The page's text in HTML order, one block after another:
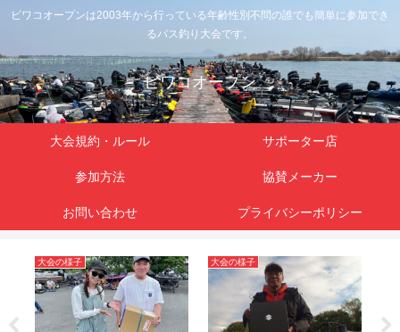
ビワコオープンは2003年から行っている年齢性別不問の誰でも簡単に参加でき
るバス釣り大会です。
ビワコオープン
大会規約・ルール サポーター店
参加方法 協賛メーカー
お問い合わせ プライバシーポリシー
大会の様子 大会の様子